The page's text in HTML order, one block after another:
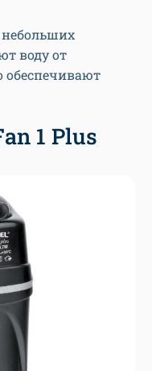
воду от
обеспечивают
1 Plus